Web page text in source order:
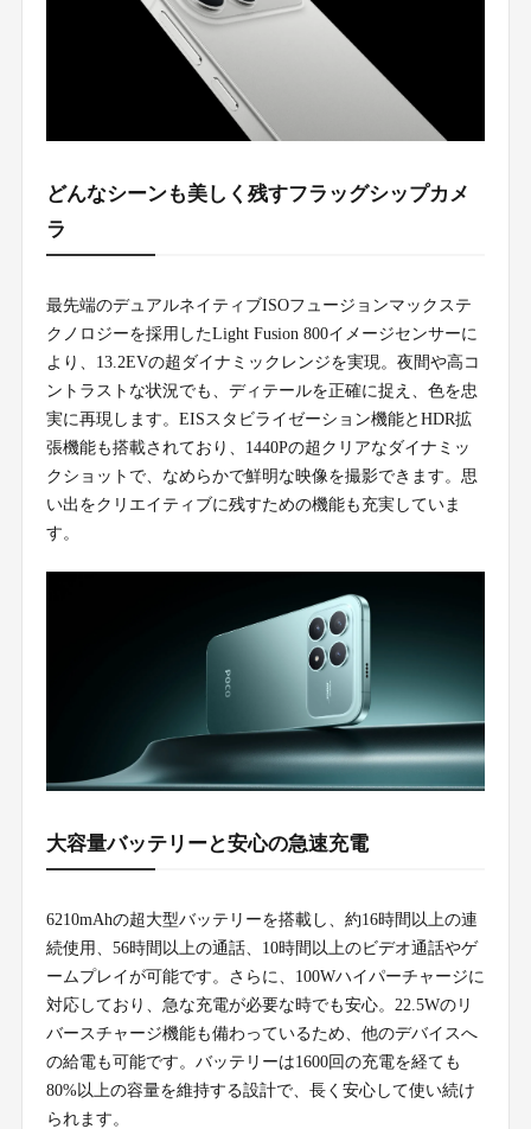
どんなシーンも美しく残すフラッグシップカメ
ラ
最先端のデュアルネイティブISOフュージョンマックステ
クノロジーを採用したLight Fusion 800イメージセンサーに
より、13.2EVの超ダイナミックレンジを実現。夜間や高コ
ントラストな状況でも、ディテールを正確に捉え、色を忠
実に再現します。EISスタビライゼーション機能とHDR拡
張機能も搭載されており、1440Pの超クリアなダイナミッ
クショットで、なめらかで鮮明な映像を撮影できます。思
い出をクリエイティブに残すための機能も充実していま
す。
大容量バッテリーと安心の急速充電
6210mAhの超大型バッテリーを搭載し、約16時間以上の連
続使用、56時間以上の通話、10時間以上のビデオ通話やゲ
ームプレイが可能です。さらに、100Wハイパーチャージに
対応しており、急な充電が必要な時でも安心。22.5Wのリ
バースチャージ機能も備わっているため、他のデバイスへ
の給電も可能です。バッテリーは1600回の充電を経ても
80%以上の容量を維持する設計で、長く安心して使い続け
られます。